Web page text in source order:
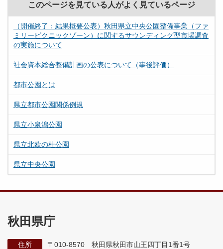
このページを見ている人がよく見ているページ
（開催終了：結果概要公表）秋田県立中央公園整備事業（ファ
ミリーピクニックゾーン）に関するサウンディング型市場調査
の実施について
社会資本総合整備計画の公表について（事後評価）
都市公園とは
県立都市公園関係例規
県立小泉潟公園
県立北欧の杜公園
県立中央公園
秋田県庁
住所
〒010-8570 秋田県秋田市山王四丁目1番1号